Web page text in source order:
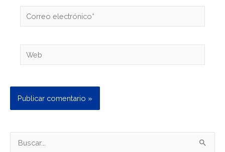
Correo
electrónico*
Web